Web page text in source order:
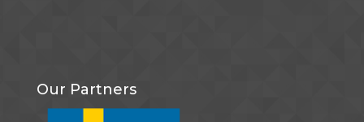
Our Partners